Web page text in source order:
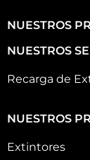
NUESTROS
NUESTROS
Recarga de
NUESTROS
Extintores